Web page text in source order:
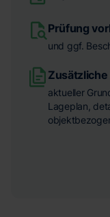
Prüfung
und ggf.
aktueller
Lageplan,